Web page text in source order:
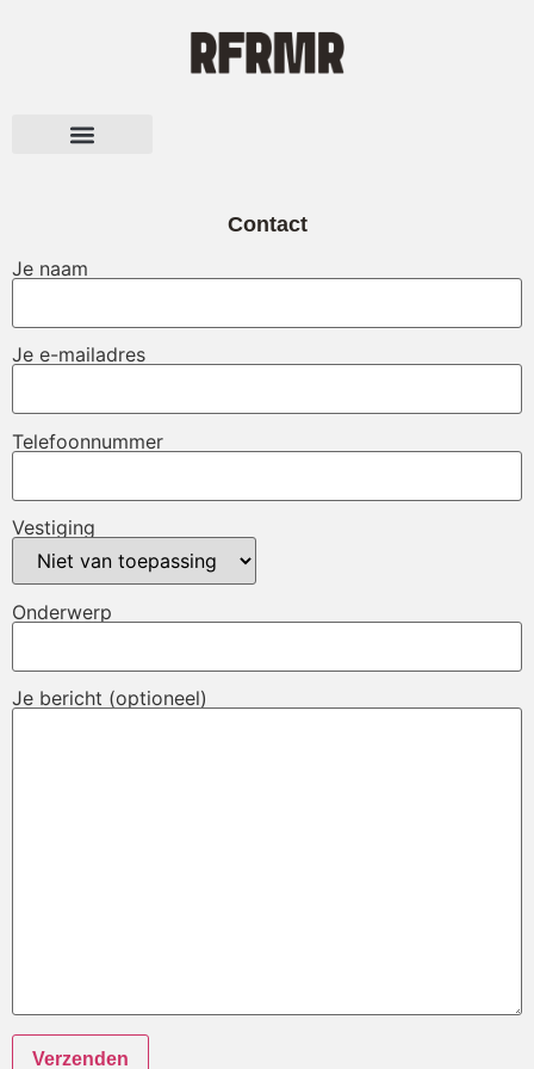
Contact
Je naam
Je e-mailadres
Telefoonnummer
Vestiging
Onderwerp
Je bericht (optioneel)